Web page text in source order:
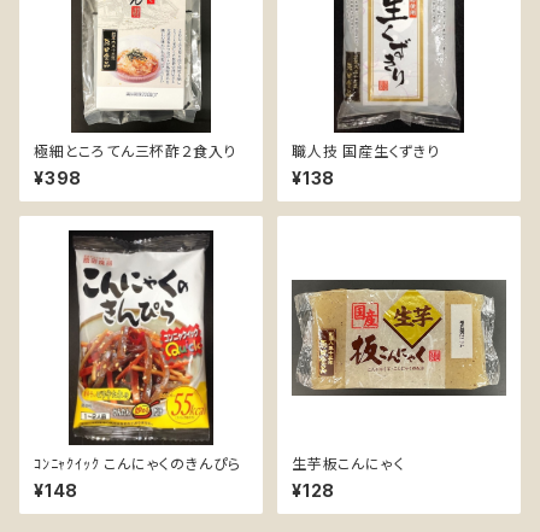
極細ところてん三杯酢２食入り
¥398
職人技 国産生くずきり
¥138
ｺﾝﾆｬｸｲｯｸ こんにゃくのきんぴら
¥148
生芋板こんにゃく
¥128